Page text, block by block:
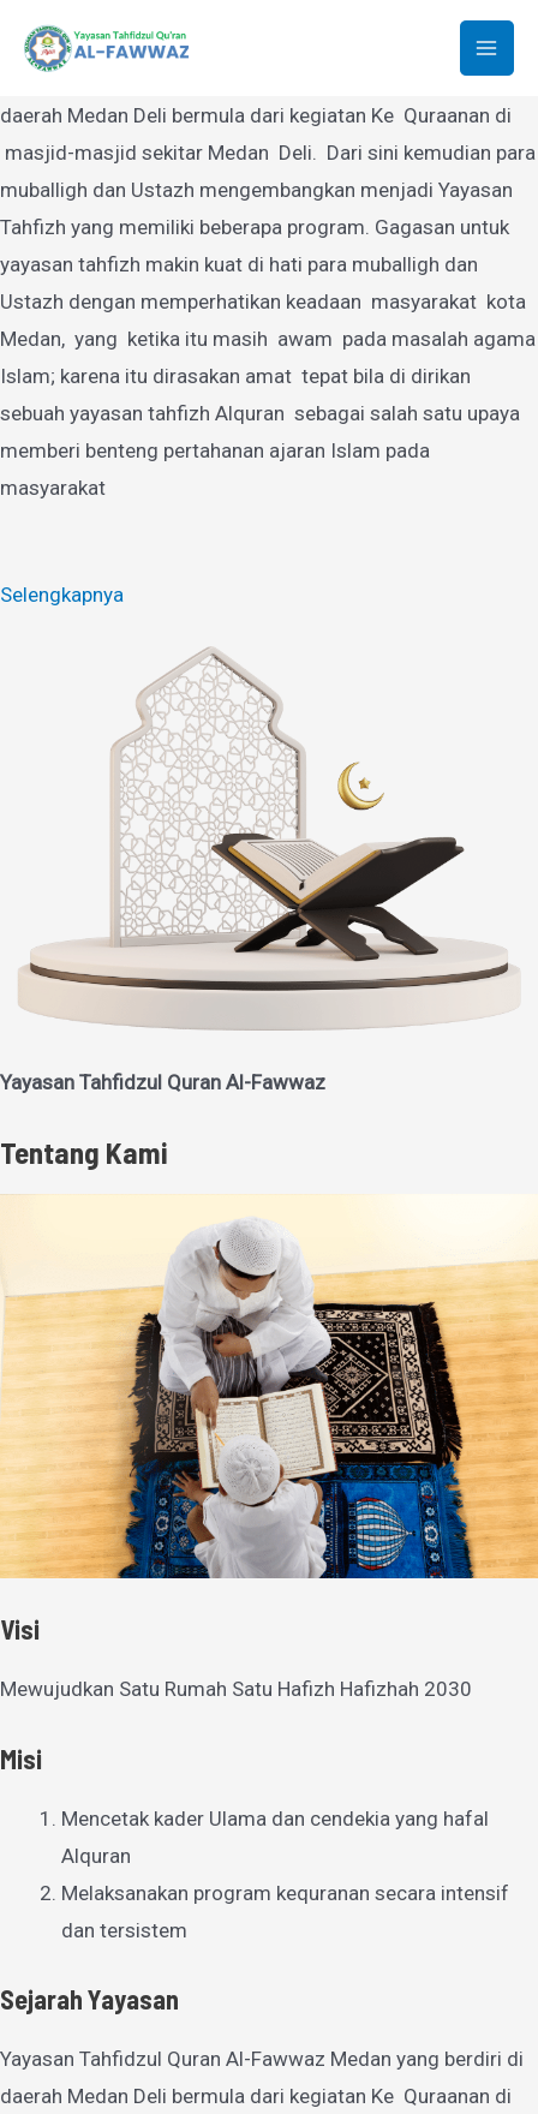
Yayasan Tahfidzul Quran Al-Fawwaz
Yayasan Tahfidzul Quran Al-Fawwaz Medan yang berdiri di
daerah Medan Deli bermula dari kegiatan Ke Quraanan di
masjid-masjid sekitar Medan Deli. Dari sini kemudian para
muballigh dan Ustazh mengembangkan menjadi Yayasan
Tahfizh yang memiliki beberapa program. Gagasan untuk
yayasan tahfizh makin kuat di hati para muballigh dan
Ustazh dengan memperhatikan keadaan masyarakat kota
Medan, yang ketika itu masih awam pada masalah agama
Islam; karena itu dirasakan amat tepat bila di dirikan
sebuah yayasan tahfizh Alquran sebagai salah satu upaya
memberi benteng pertahanan ajaran Islam pada
masyarakat
Selengkapnya
Yayasan Tahfidzul Quran Al-Fawwaz
Tentang Kami
Visi
Mewujudkan Satu Rumah Satu Hafizh Hafizhah 2030
Misi
Mencetak kader Ulama dan cendekia yang hafal
Alquran
Melaksanakan program kequranan secara intensif
dan tersistem
Sejarah Yayasan
Yayasan Tahfidzul Quran Al-Fawwaz Medan yang berdiri di
daerah Medan Deli bermula dari kegiatan Ke Quraanan di